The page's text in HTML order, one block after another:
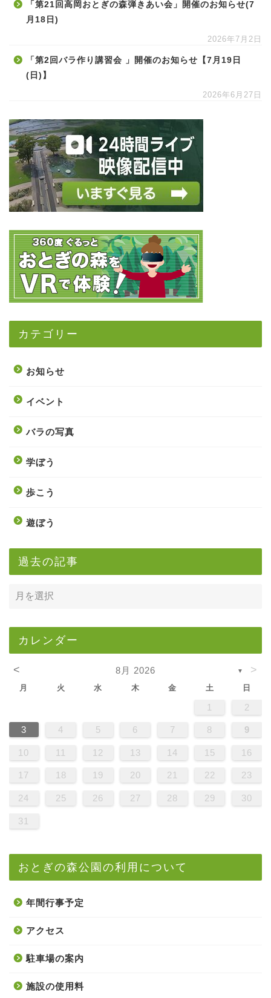
「第21回高岡おとぎの森弾きあい会」開催のお知らせ(7
月18日)
2026年7月2日
「第2回バラ作り講習会 」開催のお知らせ【7月19日
(日)】
2026年6月27日
カテゴリー
お知らせ
イベント
バラの写真
学ぼう
歩こう
遊ぼう
過去の記事
カレンダー
< 8月 2026 ▼ >
月 火 水 木 金 土 日
1 2
3 4 5 6 7 8 9
10 11 12 13 14 15 16
17 18 19 20 21 22 23
24 25 26 27 28 29 30
31
おとぎの森公園の利用について
年間行事予定
アクセス
駐車場の案内
施設の使用料